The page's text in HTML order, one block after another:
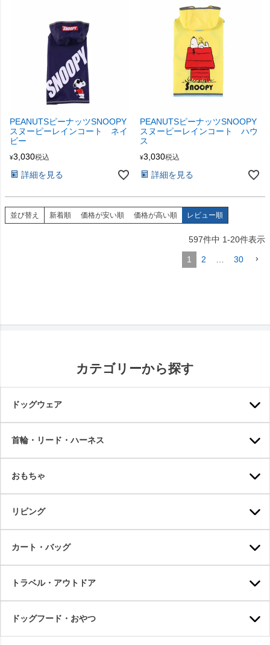
PEANUTSピーナッツSNOOPY
スヌーピーレインコート ネイ
ビー
¥3,030税込
詳細を見る
PEANUTSピーナッツSNOOPY
スヌーピーレインコート ハウ
ス
¥3,030税込
詳細を見る
並び替え 新着順 価格が安い順 価格が高い順 レビュー順
597件中 1-20件表示
1 2 30
カテゴリーから探す
ドッグウェア
首輪・リード・ハーネス
おもちゃ
リビング
カート・バッグ
トラベル・アウトドア
ドッグフード・おやつ